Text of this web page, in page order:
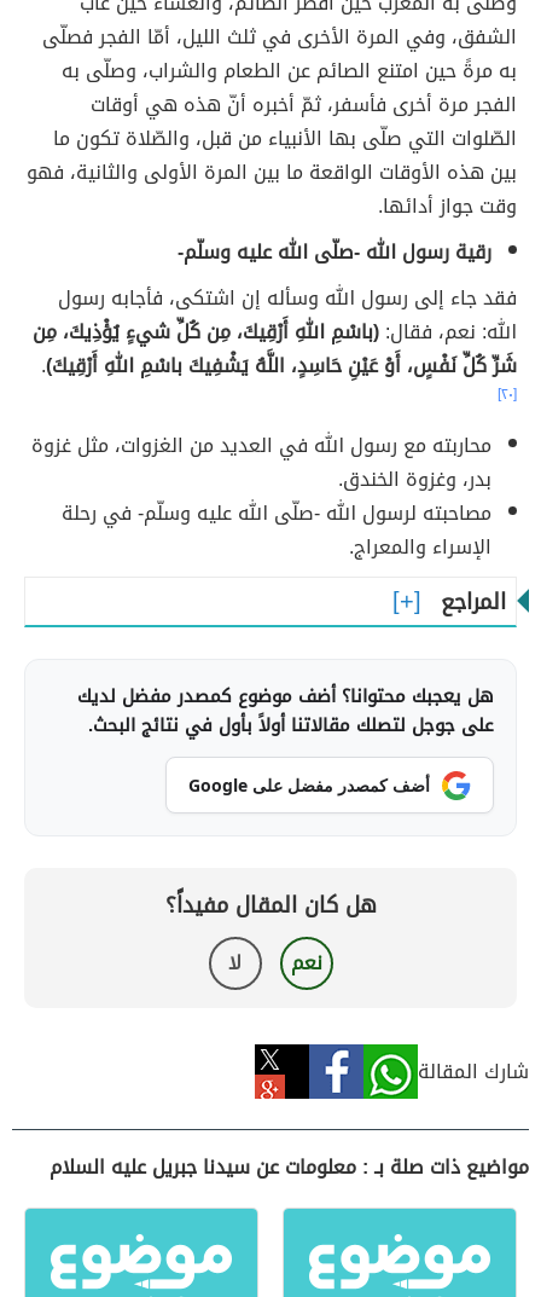
الشفق، وفي المرة الأخرى في ثلث الليل، أمّا الفجر فصلّى
به مرةً حين امتنع الصائم عن الطعام والشراب، وصلّى به
الفجر مرة أخرى فأسفر، ثمّ أخبره أنّ هذه هي أوقات
الصّلوات التي صلّى بها الأنبياء من قبل، والصّلاة تكون ما
بين هذه الأوقات الواقعة ما بين المرة الأولى والثانية، فهو
وقت جواز أدائها.
رقية رسول الله -صلّى الله عليه وسلّم-
فقد جاء إلى رسول الله وسأله إن اشتكى، فأجابه رسول
الله: نعم، فقال:(باسْمِ اللهِ أَرْقِيكَ، مِن كُلِّ شيءٍ يُؤْذِيكَ، مِن
شَرِّ كُلِّ نَفْسٍ، أَوْ عَيْنِ حَاسِدٍ، اللَّهُ يَشْفِيكَ باسْمِ اللهِ أَرْقِيكَ).
[٢٠]
محاربته مع رسول الله في العديد من الغزوات، مثل غزوة
بدر، وغزوة الخندق.
مصاحبته لرسول الله -صلّى الله عليه وسلّم- في رحلة
الإسراء والمعراج.
المراجع
هل يعجبك محتوانا؟ أضف موضوع كمصدر مفضل لديك
على جوجل لتصلك مقالاتنا أولاً بأول في نتائج البحث.
أضف كمصدر مفضل على Google
هل كان المقال مفيداً؟
نعم لا
شارك المقالة
مواضيع ذات صلة بـ : معلومات عن سيدنا جبريل عليه السلام